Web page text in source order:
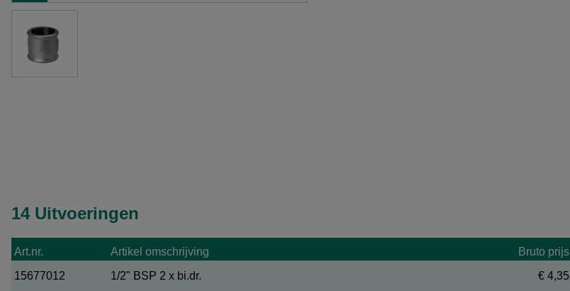
14 Uitvoeringen
Art.nr. Artikel omschrijving Bruto prijs
15677012 1/2" BSP 2 x bi.dr. € 4,35